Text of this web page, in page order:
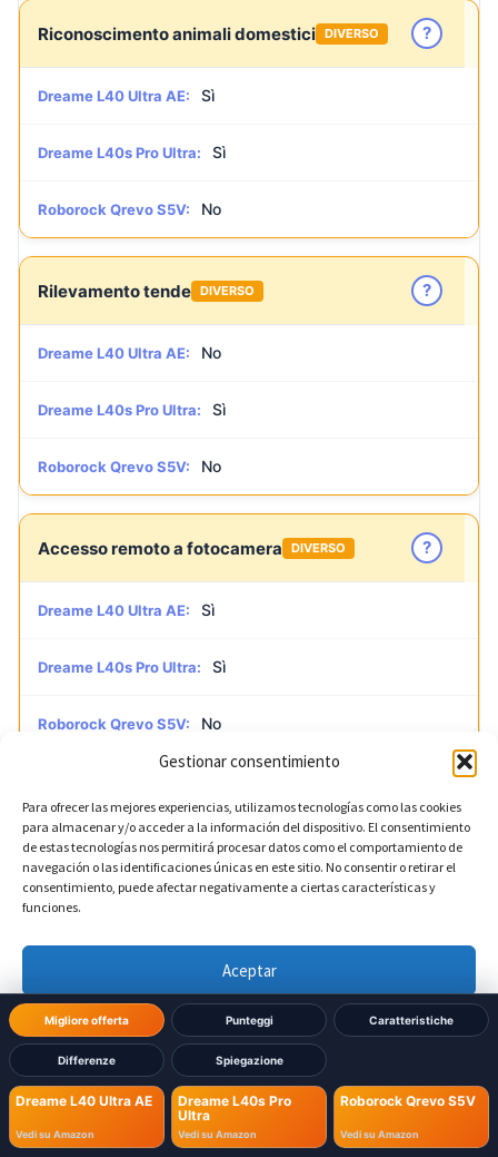
Gestionar consentimiento
Para ofrecer las mejores experiencias, utilizamos tecnologías como las cookies
para almacenar y/o acceder a la información del dispositivo. El consentimiento
de estas tecnologías nos permitirá procesar datos como el comportamiento de
navegación o las identificaciones únicas en este sitio. No consentir o retirar el
consentimiento, puede afectar negativamente a ciertas características y
funciones.
Aceptar
Denegar
Ver preferencias
Política de cookies Política de Privacidad Aviso Legal
Migliore offerta Punteggi Caratteristiche
Differenze Spiegazione
Dreame L40 Ultra AE
Vedi su Amazon
Dreame L40s Pro
Ultra
Vedi su Amazon
Roborock Qrevo S5V
Vedi su Amazon
Riconoscimento animali domestici DIVERSO ?
Dreame L40 Ultra AE: Sì
Dreame L40s Pro Ultra: Sì
Roborock Qrevo S5V: No
Rilevamento tende DIVERSO ?
Dreame L40 Ultra AE: No
Dreame L40s Pro Ultra: Sì
Roborock Qrevo S5V: No
Accesso remoto a fotocamera DIVERSO ?
Dreame L40 Ultra AE: Sì
Dreame L40s Pro Ultra: Sì
Roborock Qrevo S5V: No
LED visione notturna DIVERSO ?
Dreame L40 Ultra AE: Sì
Pulizia intelligente IA DIVERSO
Dreame L40 Ultra AE: Sì, CleanGenius 2.0